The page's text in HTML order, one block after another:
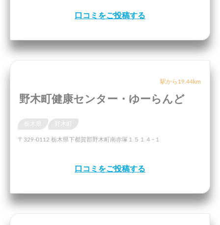
口コミをご投稿する
駅から19.44km
野木町健康センター・ゆーらんど
〒329-0112 栃木県下都賀郡野木町南赤塚１５１４−１
口コミをご投稿する